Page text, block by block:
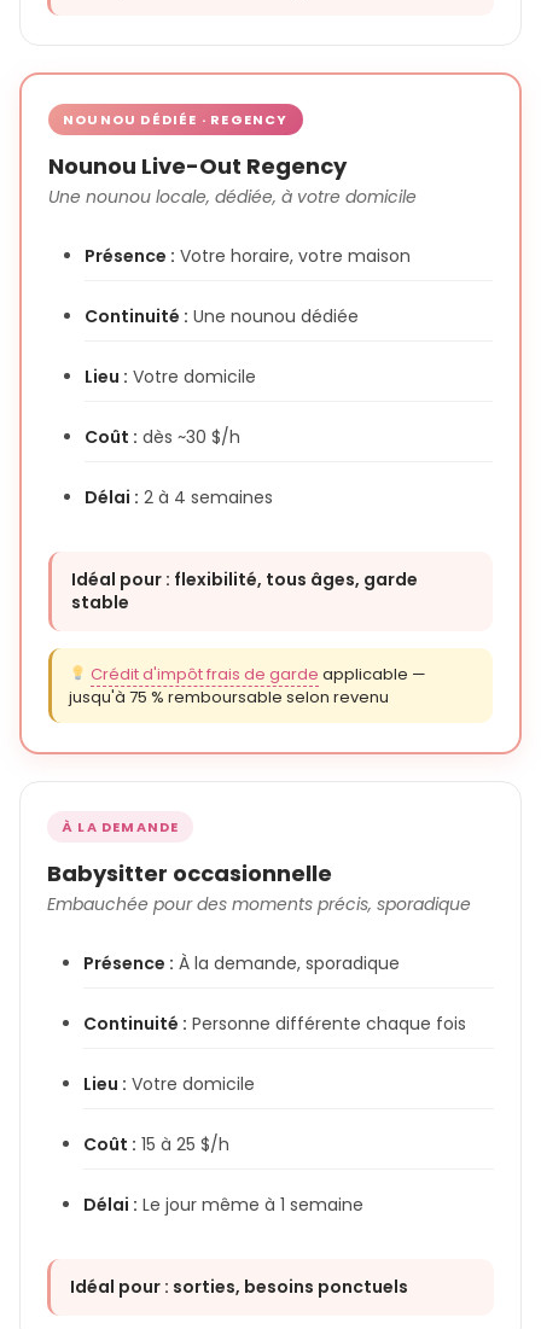
NOUNOU DÉDIÉE · REGENCY
Nounou Live-Out Regency
Une nounou locale, dédiée, à votre domicile
Présence : Votre horaire, votre maison
Continuité : Une nounou dédiée
Lieu : Votre domicile
Coût : dès ~30 $/h
Délai : 2 à 4 semaines
Idéal pour : flexibilité, tous âges, garde
stable
Crédit d'impôt frais de garde applicable —
jusqu'à 75 % remboursable selon revenu
À LA DEMANDE
Babysitter occasionnelle
Embauchée pour des moments précis, sporadique
Présence : À la demande, sporadique
Continuité : Personne différente chaque fois
Lieu : Votre domicile
Coût : 15 à 25 $/h
Délai : Le jour même à 1 semaine
Idéal pour : sorties, besoins ponctuels